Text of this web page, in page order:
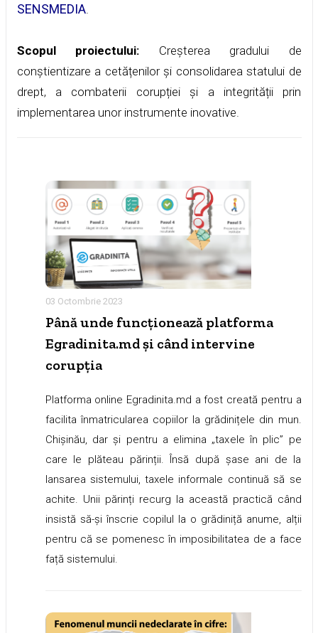
SENSMEDIA.
Scopul proiectului: Creșterea gradului de
conștientizare a cetățenilor și consolidarea statului de
drept, a combaterii corupției și a integrității prin
implementarea unor instrumente inovative.
03 Octombrie 2023
Până unde funcționează platforma
Egradinita.md și când intervine
corupția
Platforma online Egradinita.md a fost creată pentru a
facilita înmatricularea copiilor la grădinițele din mun.
Chișinău, dar și pentru a elimina „taxele în plic” pe
care le plăteau părinții. Însă după șase ani de la
lansarea sistemului, taxele informale continuă să se
achite. Unii părinți recurg la această practică când
insistă să-și înscrie copilul la o grădiniță anume, alții
pentru că se pomenesc în imposibilitatea de a face
față sistemului.